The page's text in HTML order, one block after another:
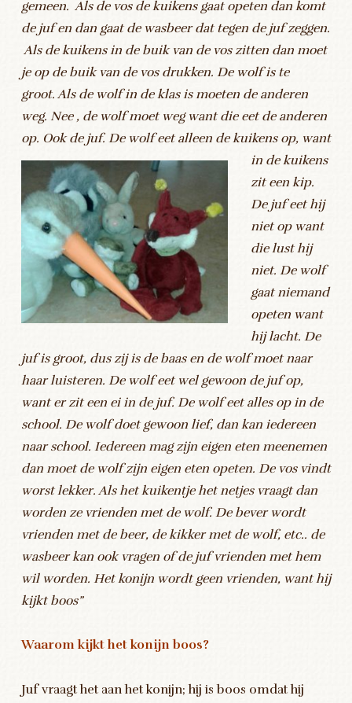
gemeen. Als de vos de kuikens gaat opeten dan komt
de juf en dan gaat de wasbeer dat tegen de juf zeggen.
Als de kuikens in de buik van de vos zitten dan moet
je op de buik van de vos drukken. De wolf is te
groot. Als de wolf in de klas is moeten de anderen
weg. Nee , de wolf moet weg want die eet de anderen
op. Ook de juf. De wolf eet alleen de kuikens op, want
in de kuikens
zit een kip.
De juf eet hij
niet op want
die lust hij
niet. De wolf
gaat niemand
opeten want
hij lacht. De
juf is groot, dus zij is de baas en de wolf moet naar
haar luisteren. De wolf eet wel gewoon de juf op,
want er zit een ei in de juf. De wolf eet alles op in de
school. De wolf doet gewoon lief, dan kan iedereen
naar school. Iedereen mag zijn eigen eten meenemen
dan moet de wolf zijn eigen eten opeten. De vos vindt
worst lekker. Als het kuikentje het netjes vraagt dan
worden ze vrienden met de wolf. De bever wordt
vrienden met de beer, de kikker met de wolf, etc.. de
wasbeer kan ook vragen of de juf vrienden met hem
wil worden. Het konijn wordt geen vrienden, want hij
kijkt boos”
Waarom kijkt het konijn boos?
Juf vraagt het aan het konijn; hij is boos omdat hij